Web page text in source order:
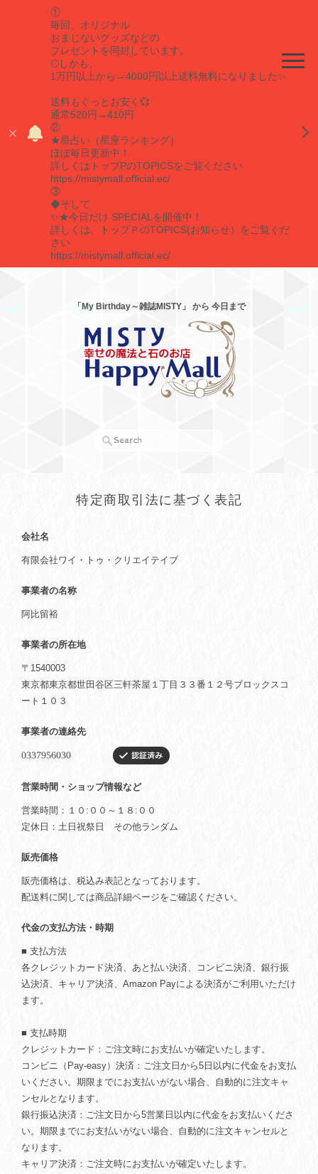
①
毎回、オリジナル
おまじないグッズなどの
プレゼントを同封しています。
🌕しかも、
1万円以上から→4000円以上送料無料になりました✨
送料もぐっとお安く💞
通常520円→410円
②
★星占い（星座ランキング）
ほぼ毎日更新中！
詳しくはトップPのTOPICSをご覧ください
https://mistymall.official.ec/
③
◆そして
✨★今日だけ SPECIALを開催中！
詳しくは、トップＰのTOPICS(お知らせ）をご覧くだ
さい
https://mistymall.official.ec/
「My Birthday～雑誌MISTY」 から 今日まで
特定商取引法に基づく表記
会社名
有限会社ワイ・トゥ・クリエイテイブ
事業者の名称
阿比留裕
事業者の所在地
〒1540003
東京都東京都世田谷区三軒茶屋１丁目３３番１２号ブロックスコ
ート１０３
事業者の連絡先
営業時間・ショップ情報など
営業時間：１０:００～１８:００
定休日：土日祝祭日 その他ランダム
販売価格
販売価格は、税込み表記となっております。
配送料に関しては商品詳細ページをご確認ください。
代金の支払方法・時期
■ 支払方法
各クレジットカード決済、あと払い決済、コンビニ決済、銀行振
込決済、キャリア決済、Amazon Payによる決済がご利用いただけ
ます。
■ 支払時期
クレジットカード：ご注文時にお支払いが確定いたします。
コンビニ（Pay-easy）決済：ご注文日から5日以内に代金をお支払
いください。期限までにお支払いがない場合、自動的に注文キャ
ンセルとなります。
銀行振込決済：ご注文日から5営業日以内に代金をお支払いくださ
い。期限までにお支払いがない場合、自動的に注文キャンセルと
なります。
キャリア決済：ご注文時にお支払いが確定いたします。